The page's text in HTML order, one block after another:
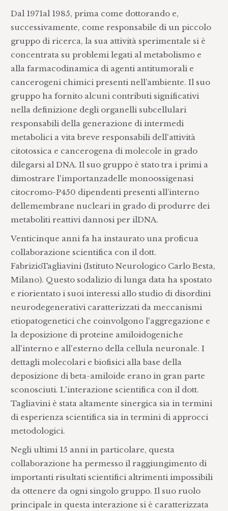
Dal 1971al 1985, prima come dottorando e,
successivamente, come responsabile di un piccolo
gruppo di ricerca, la sua attività sperimentale si è
concentrata su problemi legati al metabolismo e
alla farmacodinamica di agenti antitumorali e
cancerogeni chimici presenti nell’ambiente. Il suo
gruppo ha fornito alcuni contributi significativi
nella definizione degli organelli subcellulari
responsabili della generazione di intermedi
metabolici a vita breve responsabili dell'attività
citotossica e cancerogena di molecole in grado
dilegarsi al DNA. Il suo gruppo è stato tra i primi a
dimostrare l'importanzadelle monoossigenasi
citocromo-P450 dipendenti presenti all’interno
dellemembrane nucleari in grado di produrre dei
metaboliti reattivi dannosi per ilDNA.
Venticinque anni fa ha instaurato una proficua
collaborazione scientifica con il dott.
FabrizioTagliavini (Istituto Neurologico Carlo Besta,
Milano). Questo sodalizio di lunga data ha spostato
e riorientato i suoi interessi allo studio di disordini
neurodegenerativi caratterizzati da meccanismi
etiopatogenetici che coinvolgono l'aggregazione e
la deposizione di proteine ​​amiloidogeniche
all'interno e all'esterno della cellula neuronale. I
dettagli molecolari e biofisici alla base della
deposizione di beta-amiloide erano in gran parte
sconosciuti. L'interazione scientifica con il dott.
Tagliavini è stata altamente sinergica sia in termini
di esperienza scientifica sia in termini di approcci
metodologici.
Negli ultimi 15 anni in particolare, questa
collaborazione ha permesso il raggiungimento di
importanti risultati scientifici altrimenti impossibili
da ottenere da ogni singolo gruppo. Il suo ruolo
principale in questa interazione si è caratterizzata